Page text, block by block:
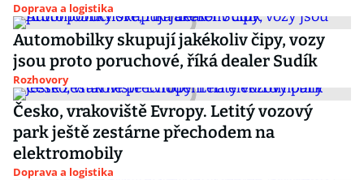
Doprava a logistika
Automobilky skupují jakékoliv čipy, vozy
jsou proto poruchové, říká dealer Sudík
Rozhovory
Česko, vrakoviště Evropy. Letitý vozový
park ještě zestárne přechodem na
elektromobily
Doprava a logistika